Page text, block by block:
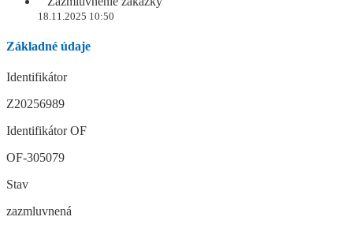
18.11.2025 10:50
Základné údaje
Identifikátor
Z20256989
Identifikátor OF
OF-305079
Stav
zazmluvnená